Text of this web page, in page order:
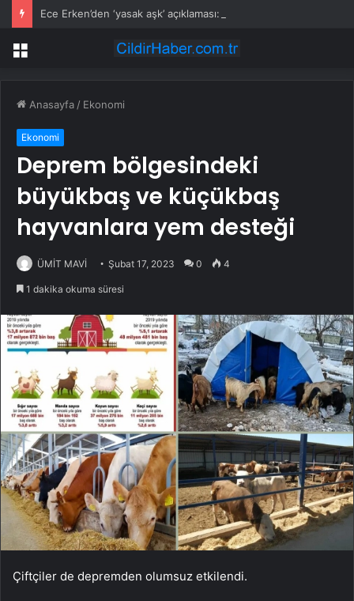
Menü
Anasayfa / Ekonomi
Ekonomi
Deprem bölgesindeki
büyükbaş ve küçükbaş
hayvanlara yem desteği
ÜMİT MAVİ Şubat 17, 2023 0 4
1 dakika okuma süresi
Çiftçiler de depremden olumsuz etkilendi.